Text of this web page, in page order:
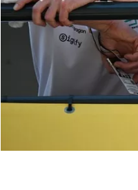
MEER RACEKLASSEN